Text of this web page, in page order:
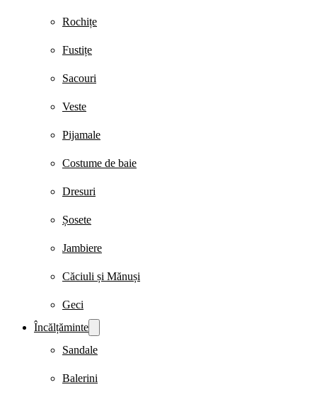
Rochițe
Fustițe
Sacouri
Veste
Pijamale
Costume de baie
Dresuri
Șosete
Jambiere
Căciuli și Mănuși
Geci
Încălțăminte
Sandale
Balerini